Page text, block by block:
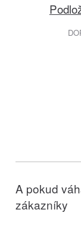
A pokud
zákazníky